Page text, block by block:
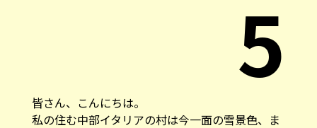
5
皆さん、こんにちは。
私の住む中部イタリアの村は今一面の雪景色、ま